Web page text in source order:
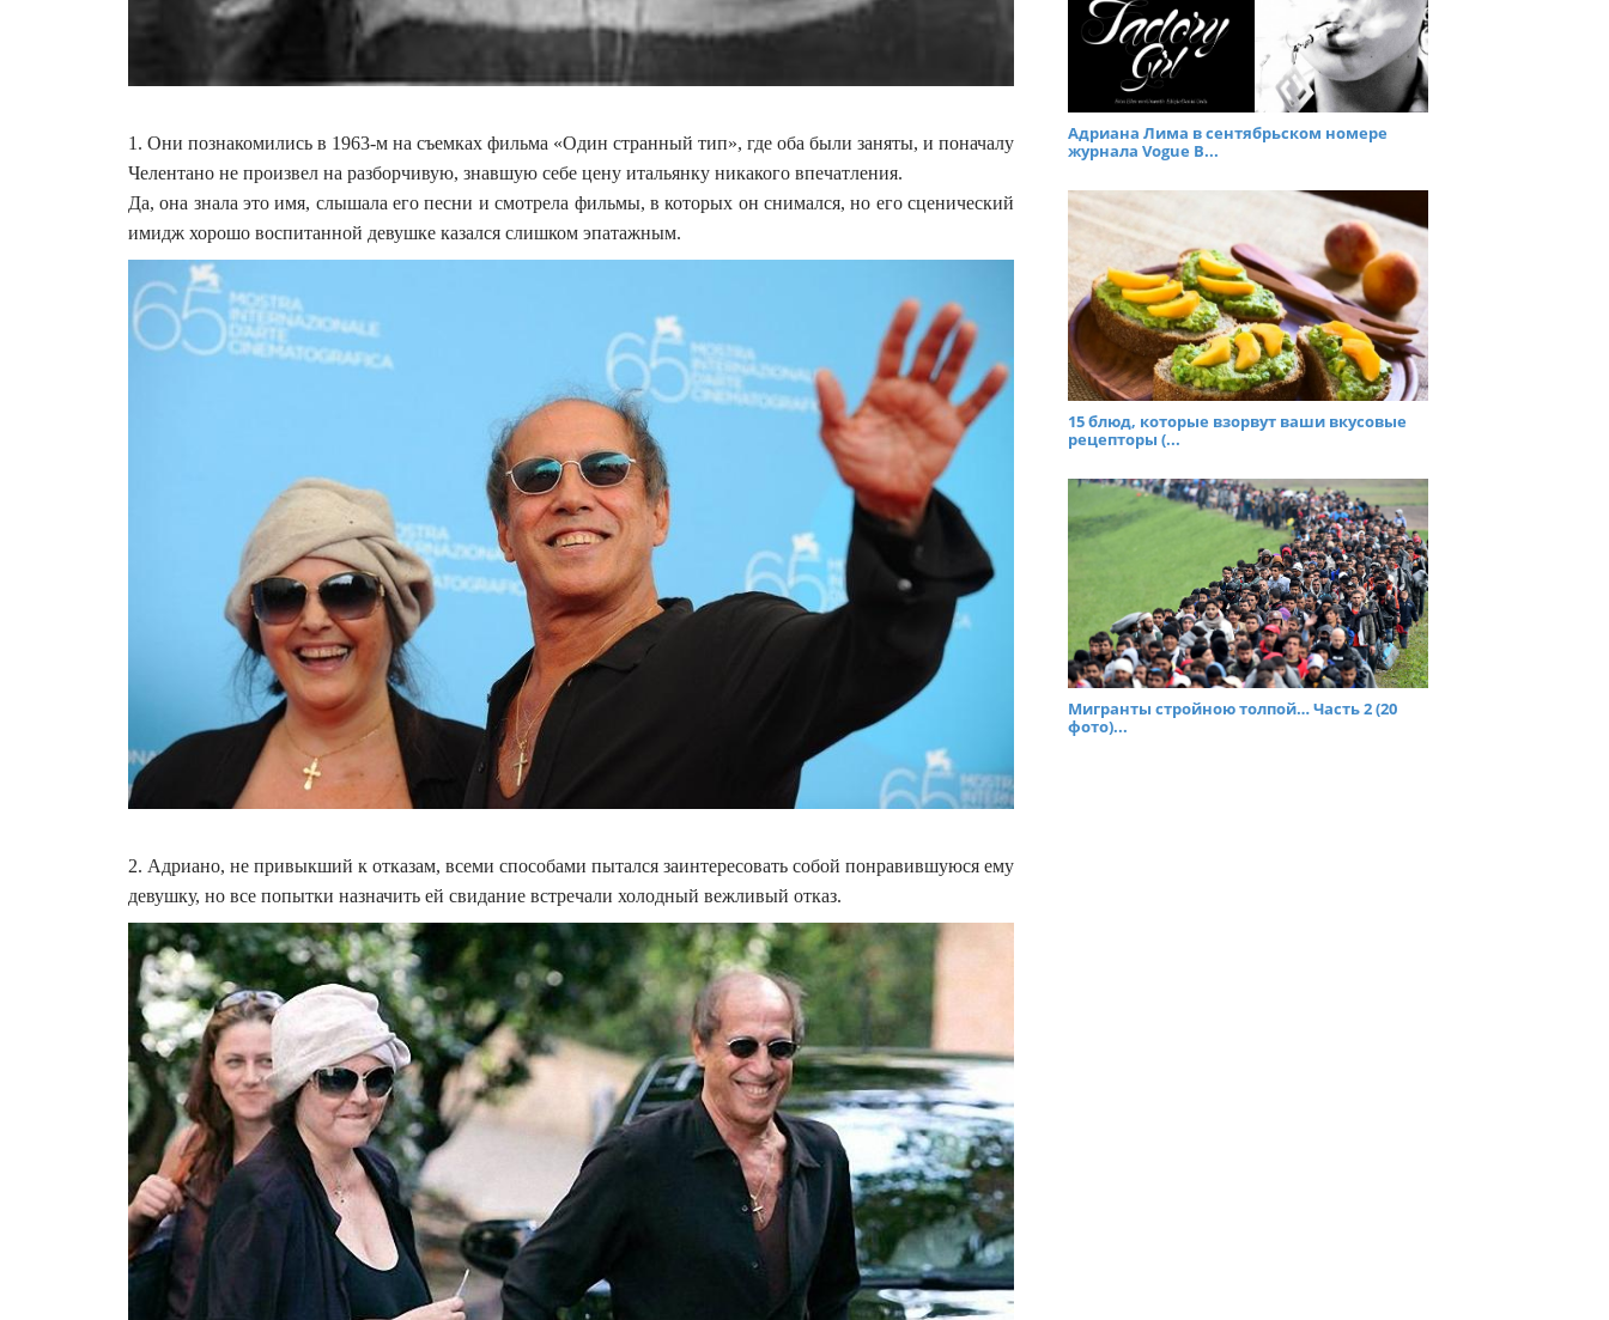
1. Они познакомились в 1963-м на съемках фильма «Один странный тип», где оба были заняты, и поначалу
Челентано не произвел на разборчивую, знавшую себе цену итальянку никакого впечатления.
Да, она знала это имя, слышала его песни и смотрела фильмы, в которых он снимался, но его сценический
имидж хорошо воспитанной девушке казался слишком эпатажным.
2. Адриано, не привыкший к отказам, всеми способами пытался заинтересовать собой понравившуюся ему
девушку, но все попытки назначить ей свидание встречали холодный вежливый отказ.
Адриана Лима в сентябрьском номере
журнала Vogue B...
15 блюд, которые взорвут ваши вкусовые
рецепторы (...
Мигранты стройною толпой… Часть 2 (20
фото)...